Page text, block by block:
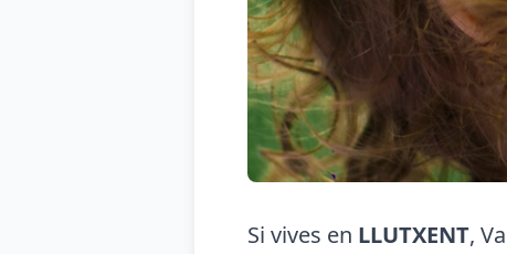
Si vives en LLUTXENT,